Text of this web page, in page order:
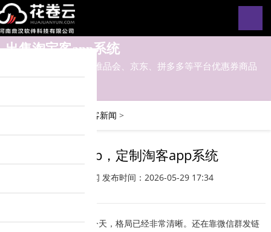
出售淘宝客app系统
淘宝客app对接淘宝、唯品会、京东、拼多多等平台优惠券商品
淘宝客新闻 >
淘客app，定制淘客app系统
淘宝客新闻 发布时间：2026-05-29 17:34
淘宝客行业发展到今天，格局已经非常清晰。还在靠微信群发链